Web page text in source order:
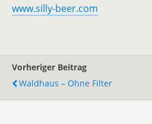
www.silly-beer.com
Vorheriger Beitrag
Waldhaus – Ohne Filter